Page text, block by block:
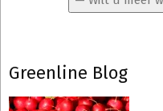
Greenline Blog